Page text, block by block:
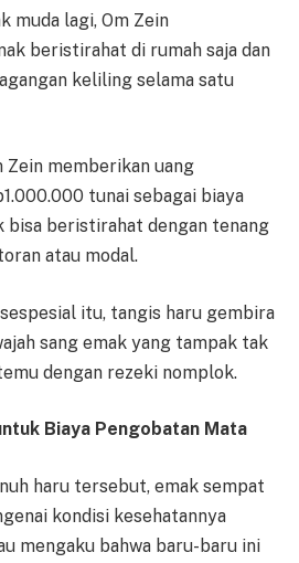
muda lagi, Om Zein
beristirahat di rumah saja dan
keliling selama satu
Zein memberikan uang
tunai sebagai biaya
bisa beristirahat dengan tenang
atau modal.
itu, tangis haru gembira
sang emak yang tampak tak
dengan rezeki nomplok.
Biaya Pengobatan Mata
haru tersebut, emak sempat
kondisi kesehatannya
mengaku bahwa baru-baru ini